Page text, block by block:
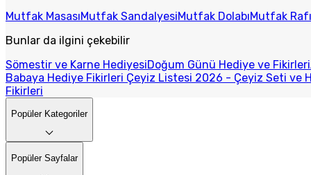
Mutfak MasasıMutfak SandalyesiMutfak DolabıMutfak Rafı
Bunlar da ilgini çekebilir
Sömestir ve Karne HediyesiDoğum Günü Hediye ve Fikirleri
Babaya Hediye Fikirleri Çeyiz Listesi 2026 - Çeyiz Seti ve
Fikirleri
Popüler Kategoriler
Popüler Sayfalar